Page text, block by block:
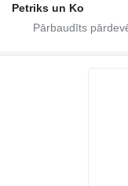
Petriks un Ko